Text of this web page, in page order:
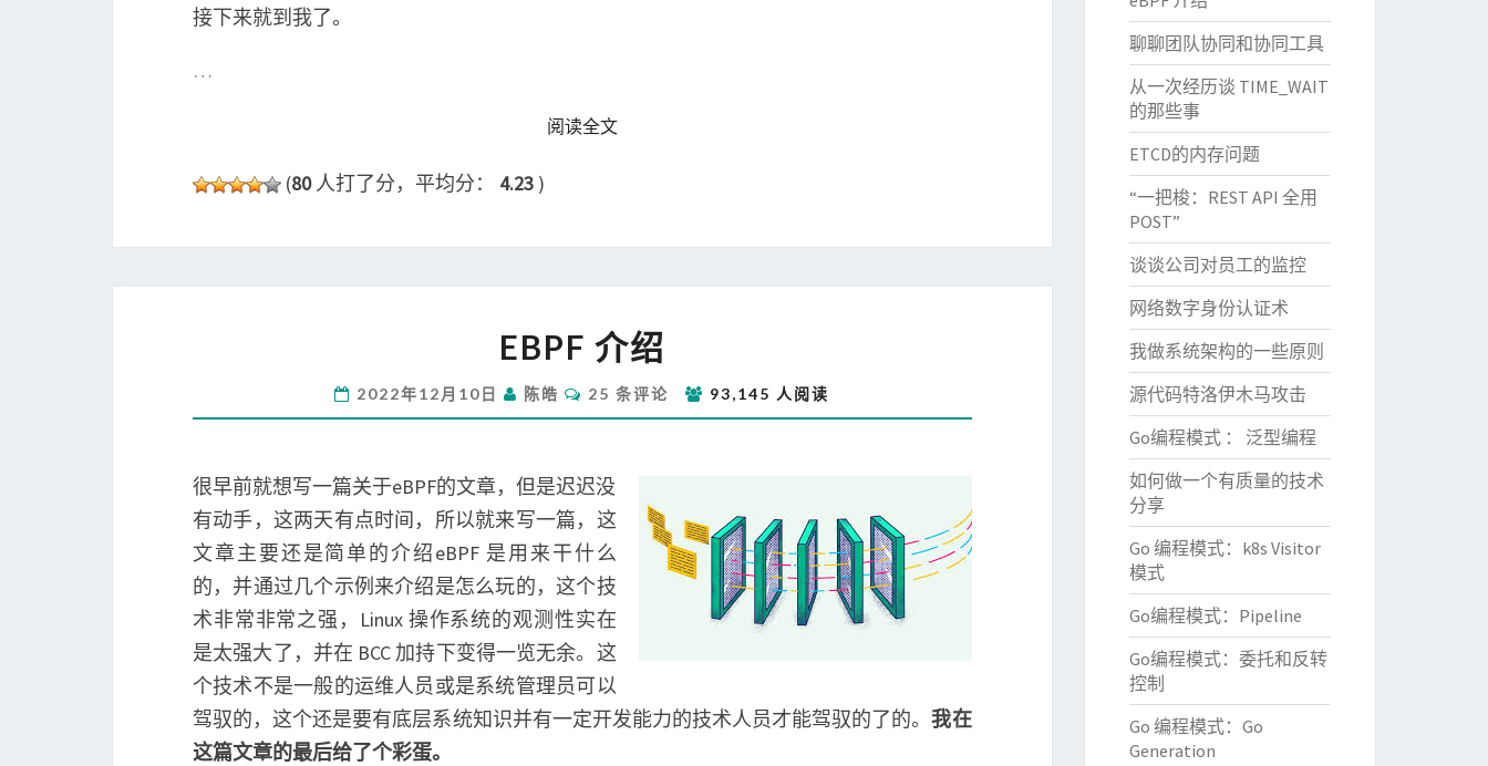
接下来就到我了。
…
阅读全文READ MORE
(80人打了分，平均分： 4.23 )
介
EBPF 介绍
2022年12月10日 陈皓
评
论
25 条评论 93,145 人阅读
很早前就想写一篇关于eBPF的文章，但是迟迟没
有动手，这两天有点时间，所以就来写一篇，这
文章主要还是简单的介绍eBPF 是用来干什么
的，并通过几个示例来介绍是怎么玩的，这个技
术非常非常之强，Linux 操作系统的观测性实在
是太强大了，并在 BCC 加持下变得一览无余。这
个技术不是一般的运维人员或是系统管理员可以
驾驭的，这个还是要有底层系统知识并有一定开发能力的技术人员才能驾驭的了的。我在
这篇文章的最后给了个彩蛋。
聊聊团队协同和协同工具
从一次经历谈 TIME_WAIT
的那些事
ETCD的内存问题
“一把梭：REST API 全用
POST”
谈谈公司对员工的监控
网络数字身份认证术
我做系统架构的一些原则
源代码特洛伊木马攻击
Go编程模式 ： 泛型编程
如何做一个有质量的技术
分享
Go 编程模式：k8s Visitor
模式
Go编程模式：Pipeline
Go编程模式：委托和反转
控制
Go 编程模式：Go
Generation